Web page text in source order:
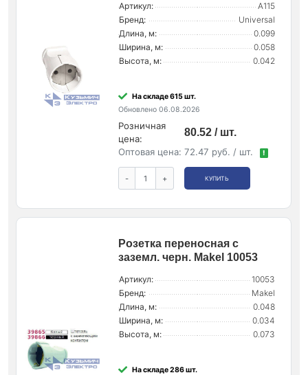
Артикул:
А115
Бренд:
Universal
Длина, м:
0.099
Ширина, м:
0.058
Высота, м:
0.042
На складе 615 шт.
Обновлено 06.08.2026
Розничная
цена:
80.52 / шт.
Оптовая цена: 72.47 руб. / шт. !
- + КУПИТЬ
Розетка переносная с
заземл. черн. Makel 10053
Артикул:
10053
Бренд:
Makel
Длина, м:
0.048
Ширина, м:
0.034
Высота, м:
0.073
На складе 286 шт.